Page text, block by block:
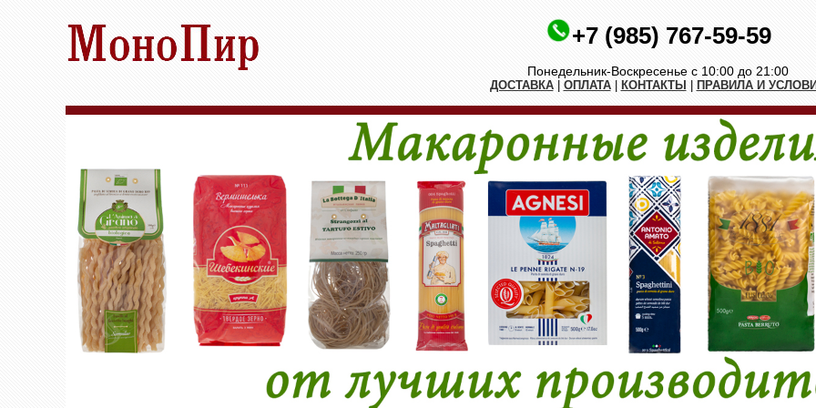
+7 (985) 767-59-59
Понедельник-Воскресенье с 10:00 до 21:00
ДОСТАВКА| ОПЛАТА| КОНТАКТЫ ПРАВИЛА И